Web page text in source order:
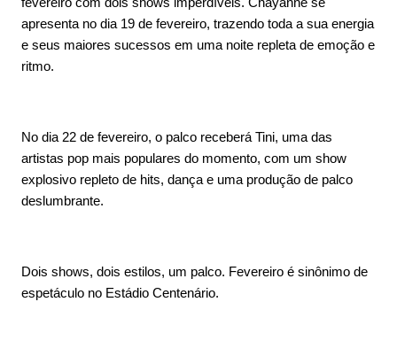
apresenta no dia 19 de fevereiro, trazendo toda a sua energia
e seus maiores sucessos em uma noite repleta de emoção e
ritmo.
No dia 22 de fevereiro, o palco receberá Tini, uma das
artistas pop mais populares do momento, com um show
explosivo repleto de hits, dança e uma produção de palco
deslumbrante.
Dois shows, dois estilos, um palco. Fevereiro é sinônimo de
espetáculo no Estádio Centenário.